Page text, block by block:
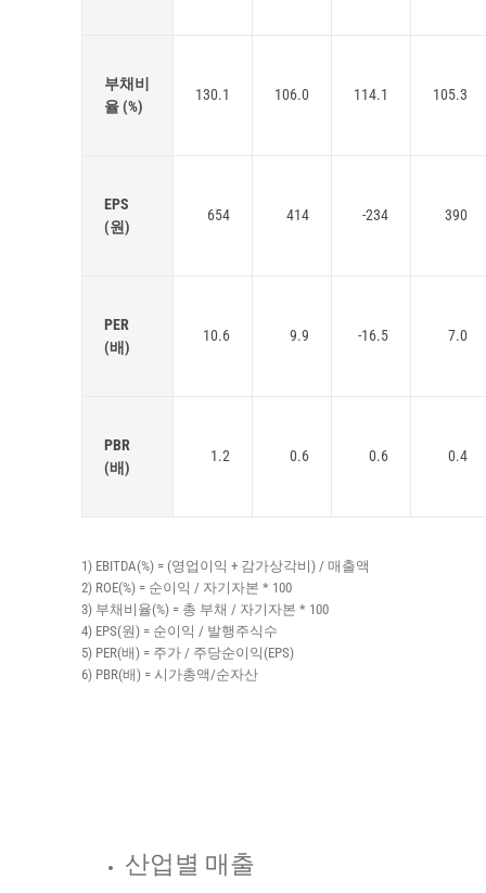
부채비
율 (%)
130.1 106.0 114.1 105.3
EPS
(원)
654 414 -234 390
PER
(배)
10.6 9.9 -16.5 7.0
PBR
(배)
1.2 0.6 0.6 0.4
1) EBITDA(%) = (영업이익 + 감가상각비) / 매출액
2) ROE(%) = 순이익 / 자기자본 * 100
3) 부채비율(%) = 총 부채 / 자기자본 * 100
4) EPS(원) = 순이익 / 발행주식수
5) PER(배) = 주가 / 주당순이익(EPS)
6) PBR(배) = 시가총액/순자산
산업별 매출